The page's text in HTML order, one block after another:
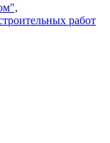
работ